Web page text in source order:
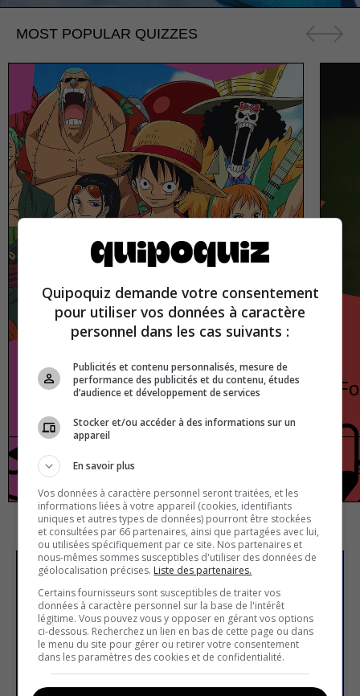
MOST POPULAR QUIZZES
One Piece
TV Shows
Subscribe to our
newsletter
Email address
Quipoquiz demande votre consentement
pour utiliser vos données à caractère
personnel dans les cas suivants :
Publicités et contenu personnalisés, mesure de
performance des publicités et du contenu, études
d’audience et développement de services
Stocker et/ou accéder à des informations sur un
appareil
En savoir plus
Vos données à caractère personnel seront traitées, et les
informations liées à votre appareil (cookies, identifiants
uniques et autres types de données) pourront être stockées
et consultées par 66 partenaires, ainsi que partagées avec lui,
ou utilisées spécifiquement par ce site. Nos partenaires et
nous-mêmes sommes susceptibles d'utiliser des données de
géolocalisation précises. Liste des partenaires.
Certains fournisseurs sont susceptibles de traiter vos
données à caractère personnel sur la base de l'intérêt
légitime. Vous pouvez vous y opposer en gérant vos options
ci-dessous. Recherchez un lien en bas de cette page ou dans
le menu du site pour gérer ou retirer votre consentement
dans les paramètres des cookies et de confidentialité.